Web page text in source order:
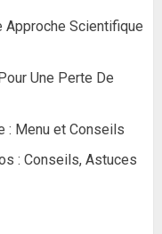
Approche Scientifique
Une Perte De
: Menu et Conseils
: Conseils, Astuces